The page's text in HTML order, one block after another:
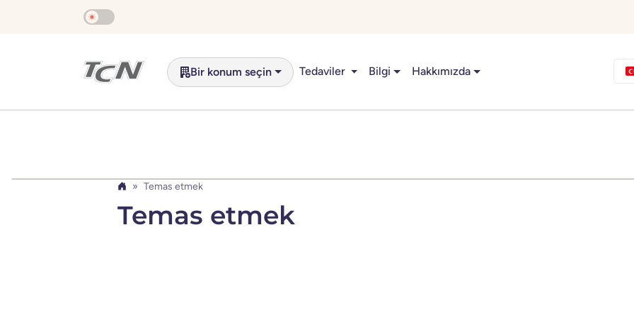
Bir konum seçin Tedaviler Bilgi Hakkımızda
Ev
Temas etmek
Temas etmek